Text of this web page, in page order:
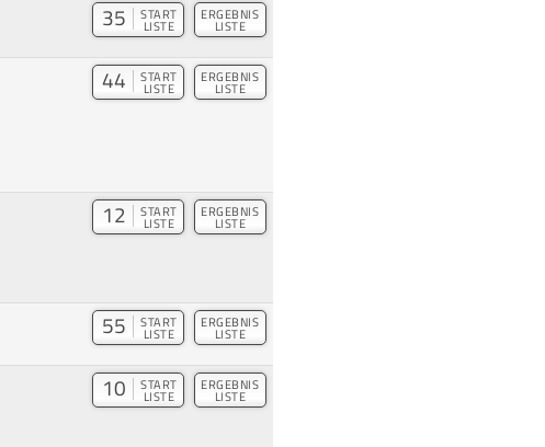
35 START
LISTE
ERGEBNIS
LISTE
44 START
LISTE
ERGEBNIS
LISTE
12 START
LISTE
ERGEBNIS
LISTE
55 START
LISTE
ERGEBNIS
LISTE
10 START
LISTE
ERGEBNIS
LISTE